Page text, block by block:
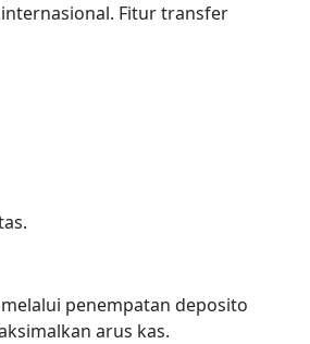
Fitur transfer
penempatan deposito
arus kas.